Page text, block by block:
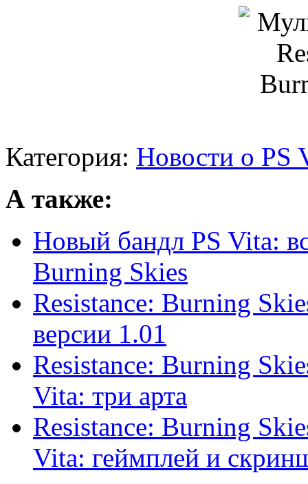
Категория: Новости о PS
А также:
Новый бандл PS Vita:
Burning Skies
Resistance: Burning
версии 1.01
Resistance: Burning
Vita: три арта
Resistance: Burning
Vita: геймплей и